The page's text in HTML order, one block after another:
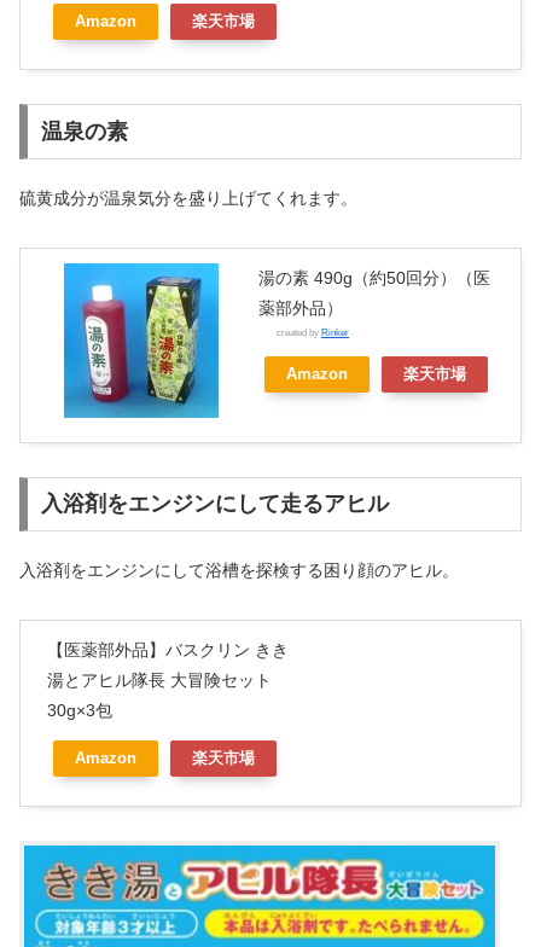
Amazon 楽天市場
温泉の素
硫黄成分が温泉気分を盛り上げてくれます。
湯の素 490g（約50回分）（医
薬部外品）
created by Rinker
Amazon 楽天市場
入浴剤をエンジンにして走るアヒル
入浴剤をエンジンにして浴槽を探検する困り顔のアヒル。
【医薬部外品】バスクリン きき
湯とアヒル隊長 大冒険セット
30g×3包
Amazon 楽天市場